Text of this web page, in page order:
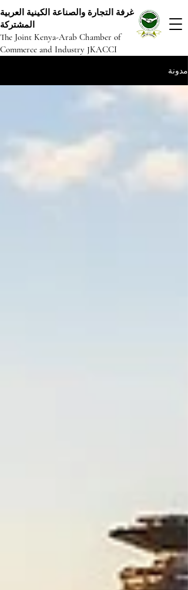
غرفة التجارة والصناعة الكينية العربية
المشتركة
The Joint Kenya-Arab Chamber of
Commerce and Industry JKACCI
مدونة